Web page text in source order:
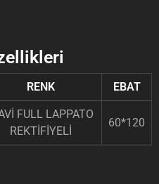
RENK EBAT
FULL LAPPATO
REKTİFİYELİ
60*120